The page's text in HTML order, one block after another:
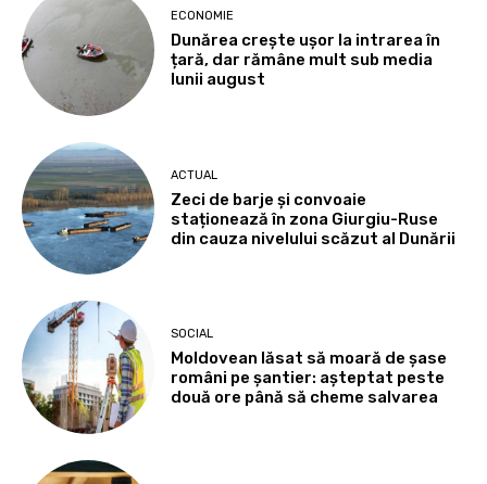
ECONOMIE
Dunărea crește ușor la intrarea în
țară, dar rămâne mult sub media
lunii august
ACTUAL
Zeci de barje și convoaie
staționează în zona Giurgiu-Ruse
din cauza nivelului scăzut al Dunării
SOCIAL
Moldovean lăsat să moară de șase
români pe șantier: așteptat peste
două ore până să cheme salvarea